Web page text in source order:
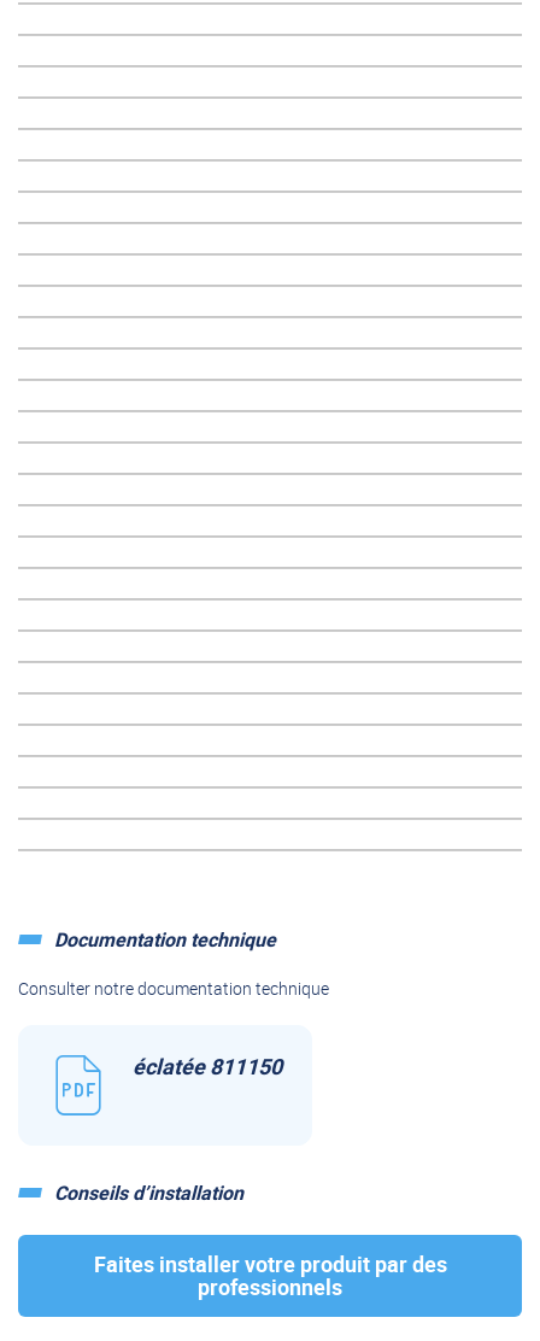
Documentation technique
Consulter notre documentation technique
éclatée 811150
Conseils d’installation
Faites installer votre produit par des
professionnels